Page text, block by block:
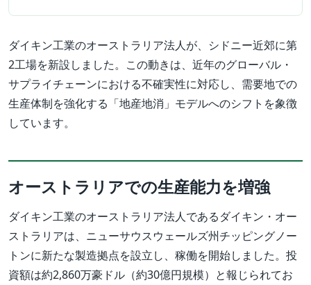
ダイキン工業のオーストラリア法人が、シドニー近郊に第
2工場を新設しました。この動きは、近年のグローバル・
サプライチェーンにおける不確実性に対応し、需要地での
生産体制を強化する「地産地消」モデルへのシフトを象徴
しています。
オーストラリアでの生産能力を増強
ダイキン工業のオーストラリア法人であるダイキン・オー
ストラリアは、ニューサウスウェールズ州チッピングノー
トンに新たな製造拠点を設立し、稼働を開始しました。投
資額は約2,860万豪ドル（約30億円規模）と報じられてお